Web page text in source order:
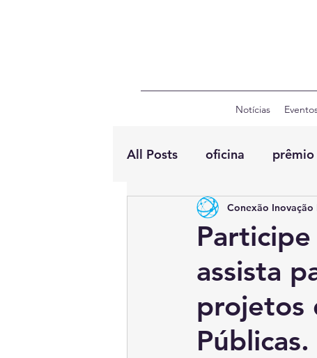
Notícias
All Posts oficina prêmio
assista
projetos
Públicas.
Conexão Inovação